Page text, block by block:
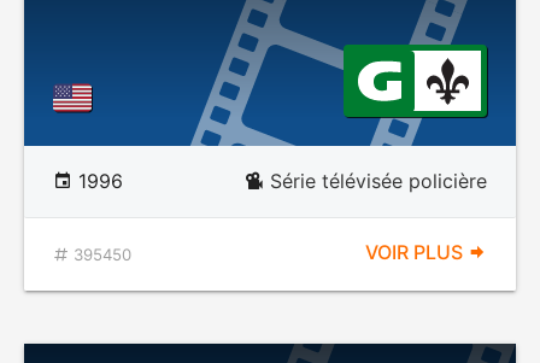
1996 Série télévisée policière
395450 VOIR PLUS